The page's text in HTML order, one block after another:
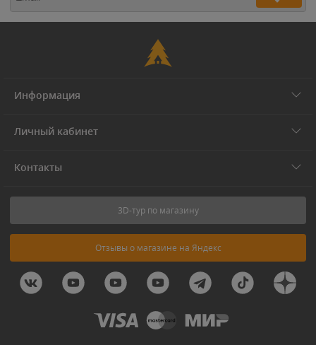
Информация
Личный кабинет
Контакты
3D-тур по магазину
Отзывы о магазине на Яндекс